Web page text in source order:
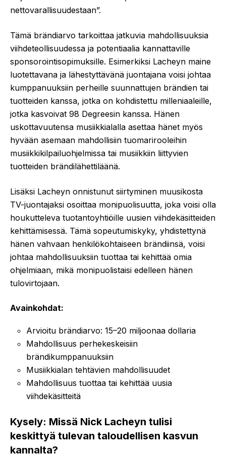
nettovarallisuudestaan”.
Tämä brändiarvo tarkoittaa jatkuvia mahdollisuuksia
viihdeteollisuudessa ja potentiaalia kannattaville
sponsorointisopimuksille. Esimerkiksi Lacheyn maine
luotettavana ja lähestyttävänä juontajana voisi johtaa
kumppanuuksiin perheille suunnattujen brändien tai
tuotteiden kanssa, jotka on kohdistettu milleniaaleille,
jotka kasvoivat 98 Degreesin kanssa. Hänen
uskottavuutensa musiikkialalla asettaa hänet myös
hyvään asemaan mahdollisiin tuomarirooleihin
musiikkikilpailuohjelmissa tai musiikkiin liittyvien
tuotteiden brändilähettiläänä.
Lisäksi Lacheyn onnistunut siirtyminen muusikosta
TV-juontajaksi osoittaa monipuolisuutta, joka voisi olla
houkutteleva tuotantoyhtiöille uusien viihdekäsitteiden
kehittämisessä. Tämä sopeutumiskyky, yhdistettynä
hänen vahvaan henkilökohtaiseen brändiinsä, voisi
johtaa mahdollisuuksiin tuottaa tai kehittää omia
ohjelmiaan, mikä monipuolistaisi edelleen hänen
tulovirtojaan.
Avainkohdat:
Arvioitu brändiarvo: 15–20 miljoonaa dollaria
Mahdollisuus perhekeskeisiin
brändikumppanuuksiin
Musiikkialan tehtävien mahdollisuudet
Mahdollisuus tuottaa tai kehittää uusia
viihdekäsitteitä
Kysely: Missä Nick Lacheyn tulisi
keskittyä tulevan taloudellisen kasvun
kannalta?